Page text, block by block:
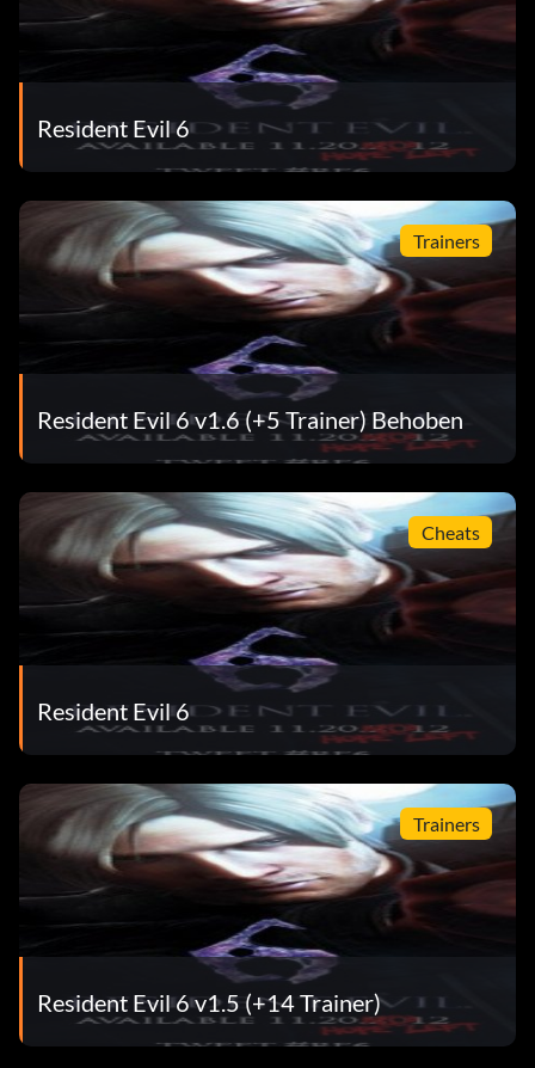
Resident Evil 6
Trainers
Resident Evil 6 v1.6 (+5 Trainer) Behoben
Cheats
Resident Evil 6
Trainers
Resident Evil 6 v1.5 (+14 Trainer)